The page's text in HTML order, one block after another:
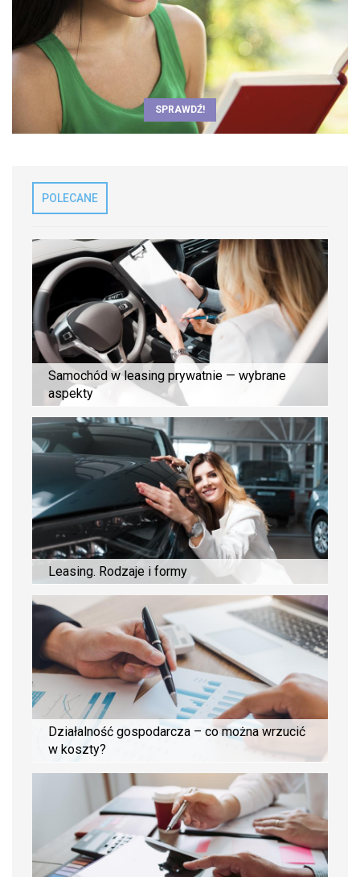
SPRAWDŹ!
POLECANE
Samochód w leasing prywatnie — wybrane
aspekty
Leasing. Rodzaje i formy
Działalność gospodarcza – co można wrzucić
w koszty?